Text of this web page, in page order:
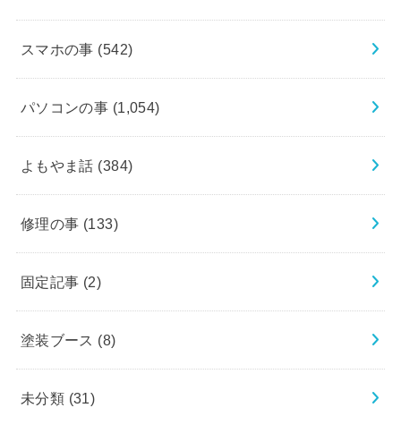
スマホの事 (542)
パソコンの事 (1,054)
よもやま話 (384)
修理の事 (133)
固定記事 (2)
塗装ブース (8)
未分類 (31)